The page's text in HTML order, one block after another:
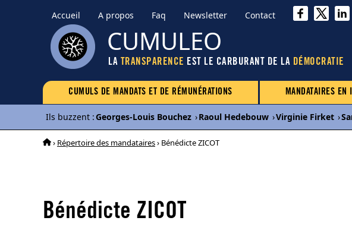
Accueil A propos Faq Newsletter Contact
CUMULEO
LA TRANSPARENCE EST LE CARBURANT DE LA DÉMOCRATIE
CUMULS DE MANDATS ET DE RÉMUNÉRATIONS MANDATAIRES EN
Ils buzzent :Georges-Louis Bouchez ›Raoul Hedebouw ›Virginie Firket ›
› Répertoire des mandataires› Bénédicte ZICOT
Bénédicte ZICOT